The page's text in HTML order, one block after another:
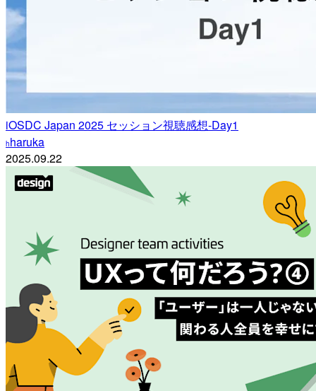
iOSDC Japan 2025 セッション視聴感想-Day1
hharuka
2025.09.22